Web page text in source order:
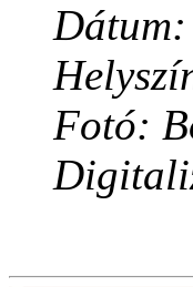
Fotó: